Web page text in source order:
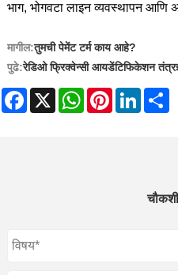
भाग, भोगवटा लाइन व्यवस्थापन आणि
मागील:तुमची पेमेंट टर्म काय आहे?
पुढे:रेडिओ फ्रिक्वेन्सी आयडेंटिफिकेशन
Facebook
X WhatsApp
Pinterest